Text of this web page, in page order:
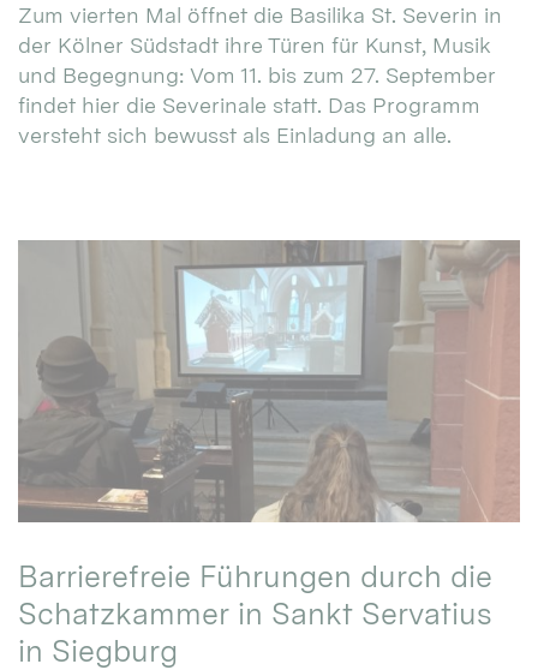
Zum vierten Mal öffnet die Basilika St. Severin in
der Kölner Südstadt ihre Türen für Kunst, Musik
und Begegnung: Vom 11. bis zum 27. September
findet hier die Severinale statt. Das Programm
versteht sich bewusst als Einladung an alle.
Barrierefreie Führungen durch die
Schatzkammer in Sankt Servatius
in Siegburg